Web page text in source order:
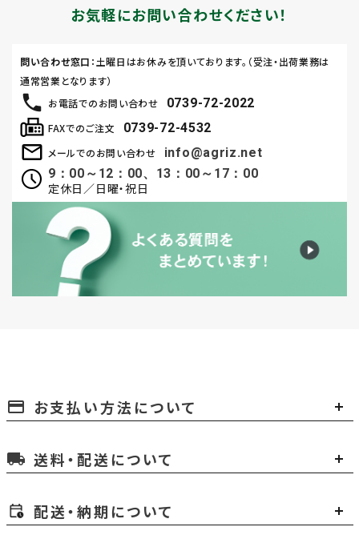
お気軽にお問い合わせください！
お電話でのお問い合わせ 0739-72-2022
メールでのお問い合わせ
info@agriz.net
9：00～12：00、13：00～17：00
定休日／日曜・祝日
FAXでのご注文 0739-72-4532
問い合わせ窓口 ：土曜日はお休みを頂いております。（受注・出荷業務は
通常営業となります）
payment お支払い方法について
local_shipping 送料・配送について
配送・納期について